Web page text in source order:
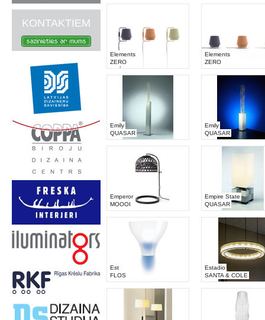
KONTAKTIEM
Elements
ZERO
Elements
ZERO
Emily
QUASAR
Emily
QUASAR
Emperor
MOOOI
Empire State
QUASAR
Est
FLOS
Estadio
SANTA & COLE